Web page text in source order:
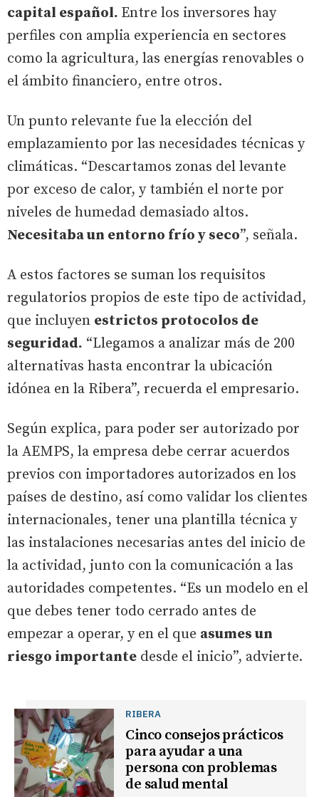
capital español. Entre los inversores hay
perfiles con amplia experiencia en sectores
como la agricultura, las energías renovables o
el ámbito financiero, entre otros.
Un punto relevante fue la elección del
emplazamiento por las necesidades técnicas y
climáticas. “Descartamos zonas del levante
por exceso de calor, y también el norte por
niveles de humedad demasiado altos.
Necesitaba un entorno frío y seco”, señala.
A estos factores se suman los requisitos
regulatorios propios de este tipo de actividad,
que incluyen estrictos protocolos de
seguridad. “Llegamos a analizar más de 200
alternativas hasta encontrar la ubicación
idónea en la Ribera”, recuerda el empresario.
Según explica, para poder ser autorizado por
la AEMPS, la empresa debe cerrar acuerdos
previos con importadores autorizados en los
países de destino, así como validar los clientes
internacionales, tener una plantilla técnica y
las instalaciones necesarias antes del inicio de
la actividad, junto con la comunicación a las
autoridades competentes. “Es un modelo en el
que debes tener todo cerrado antes de
empezar a operar, y en el que asumes un
riesgo importante desde el inicio”, advierte.
RIBERA
Cinco consejos prácticos
para ayudar a una
persona con problemas
de salud mental